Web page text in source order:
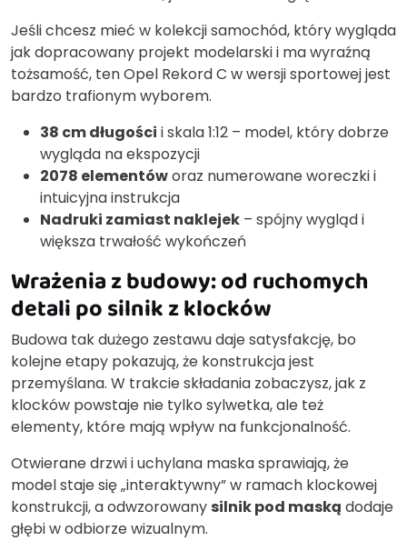
Jeśli chcesz mieć w kolekcji samochód, który wygląda
jak dopracowany projekt modelarski i ma wyraźną
tożsamość, ten Opel Rekord C w wersji sportowej jest
bardzo trafionym wyborem.
38 cm długości i skala 1:12 – model, który dobrze
wygląda na ekspozycji
2078 elementóworaz numerowane woreczki i
intuicyjna instrukcja
Nadruki zamiast naklejek – spójny wygląd i
większa trwałość wykończeń
Wrażenia z budowy: od ruchomych
detali po silnik z klocków
Budowa tak dużego zestawu daje satysfakcję, bo
kolejne etapy pokazują, że konstrukcja jest
przemyślana. W trakcie składania zobaczysz, jak z
klocków powstaje nie tylko sylwetka, ale też
elementy, które mają wpływ na funkcjonalność.
Otwierane drzwi i uchylana maska sprawiają, że
model staje się „interaktywny” w ramach klockowej
konstrukcji, a odwzorowany silnik pod maską dodaje
głębi w odbiorze wizualnym.